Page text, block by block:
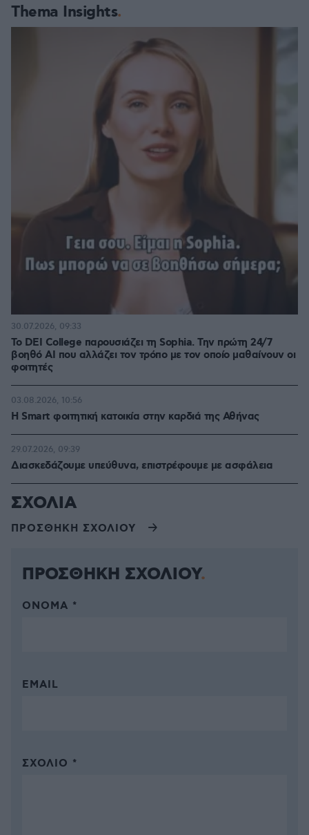
Thema Insights
Το DEI College παρουσιάζει τη Sophia. Την πρώτη 24/7
βοηθό AI που αλλάζει τον τρόπο με τον οποίο μαθαίνουν οι
φοιτητές
30.07.2026, 09:33
Η Smart φοιτητική κατοικία στην καρδιά της Αθήνας
03.08.2026, 10:56
Διασκεδάζουμε υπεύθυνα, επιστρέφουμε με ασφάλεια
29.07.2026, 09:39
ΣΧΟΛΙΑ
ΠΡΟΣΘΗΚΗ ΣΧΟΛΙΟΥ
ΠΡΟΣΘΗΚΗ ΣΧΟΛΙΟΥ
ΌΝΟΜΑ *
EMAIL
ΣΧΌΛΙΟ *